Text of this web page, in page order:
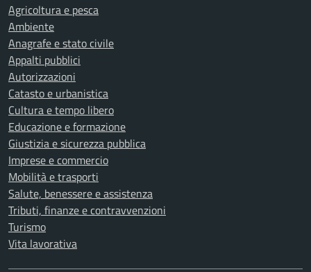
Agricoltura e pesca
Ambiente
Anagrafe e stato civile
Appalti pubblici
Autorizzazioni
Catasto e urbanistica
Cultura e tempo libero
Educazione e formazione
Giustizia e sicurezza pubblica
Imprese e commercio
Mobilità e trasporti
Salute, benessere e assistenza
Tributi, finanze e contravvenzioni
Turismo
Vita lavorativa